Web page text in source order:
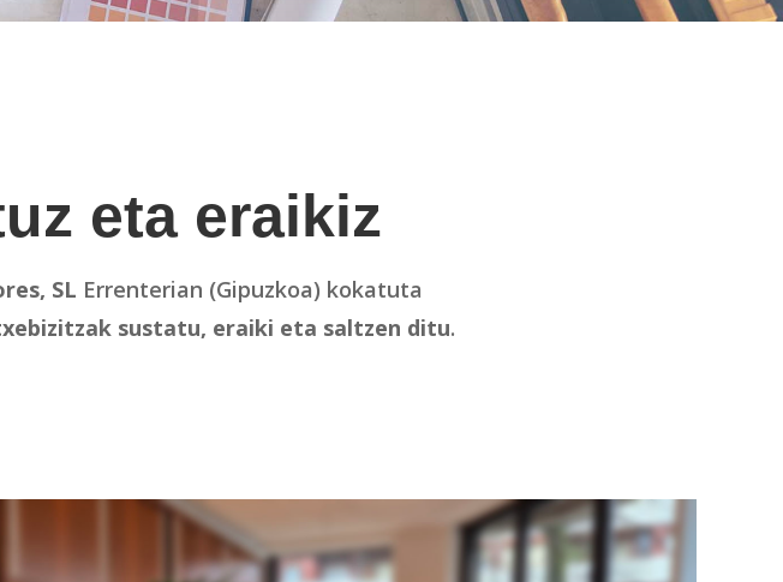
eta eraikiz
SL Errenterian (Gipuzkoa) kokatuta
sustatu, eraiki eta saltzen ditu.